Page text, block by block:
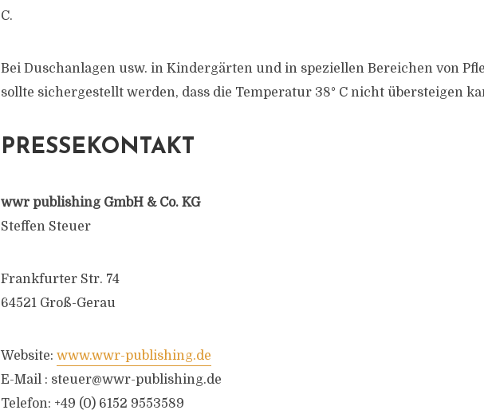
C.
Bei Duschanlagen usw. in Kindergärten und in speziellen Bereichen von
sollte sichergestellt werden, dass die Temperatur 38° C nicht übersteigen
PRESSEKONTAKT
wwr publishing GmbH & Co. KG
Steffen Steuer
Frankfurter Str. 74
64521 Groß-Gerau
Website: www.wwr-publishing.de
E-Mail : steuer@wwr-publishing.de
Telefon: +49 (0) 6152 9553589